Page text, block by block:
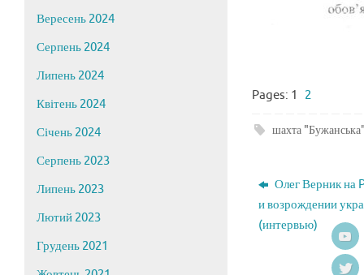
Pages: 1 2
шахта
Олег Верник на
и возрождении
(интервью)
Вересень 2024
Серпень 2024
Липень 2024
Квітень 2024
Січень 2024
Серпень 2023
Липень 2023
Лютий 2023
Грудень 2021